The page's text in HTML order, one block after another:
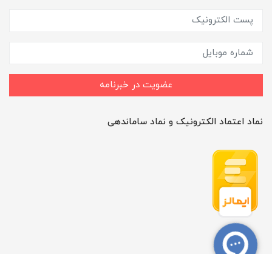
عضویت در خبرنامه
نماد اعتماد الکترونیک و نماد ساماندهی